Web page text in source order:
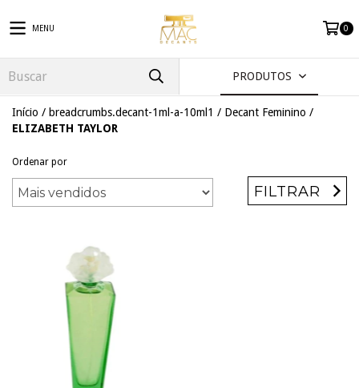
MENU 0
PRODUTOS
Início / breadcrumbs.decant-1ml-a-10ml1 / Decant Feminino /
ELIZABETH TAYLOR
Ordenar por
FILTRAR